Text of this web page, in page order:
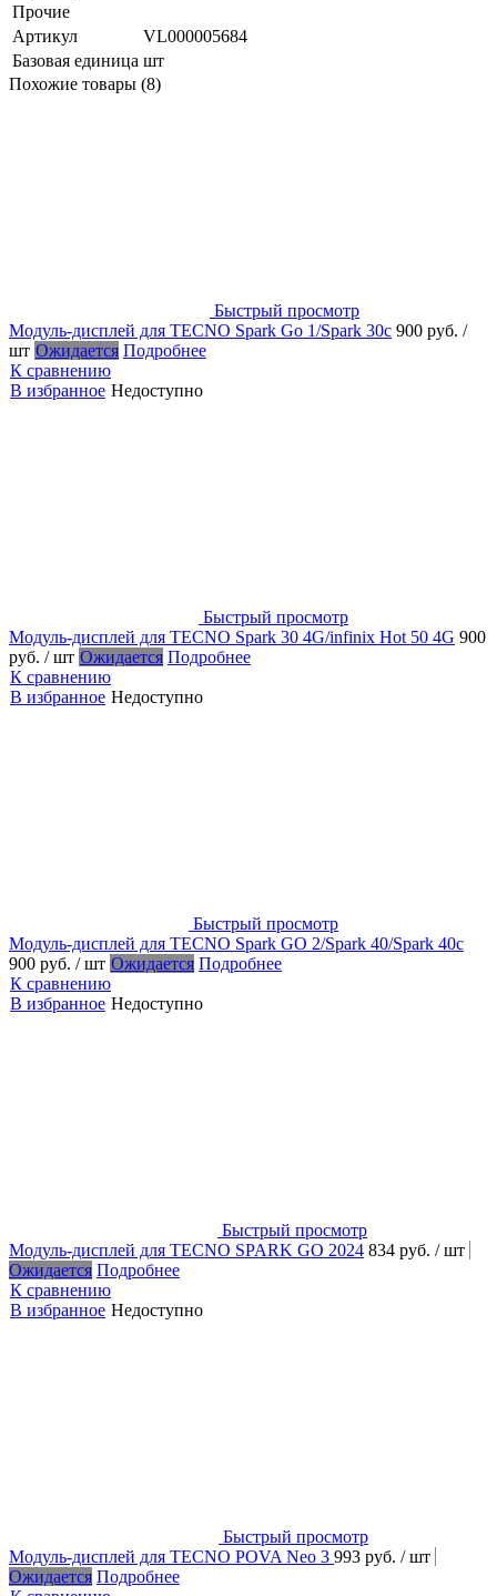
Прочие
Артикул
VL000005684
Базовая единица шт
Похожие товары (8)
Быстрый просмотр
Модуль-дисплей для TECNO Spark Go 1/Spark 30c 900 руб. /
шт Ожидается Подробнее
К сравнению
В избранное Недоступно
Быстрый просмотр
Модуль-дисплей для TECNO Spark 30 4G/infinix Hot 50 4G 900
руб. / шт Ожидается Подробнее
К сравнению
В избранное Недоступно
Быстрый просмотр
Модуль-дисплей для TECNO Spark GO 2/Spark 40/Spark 40c
900 руб. / шт Ожидается Подробнее
К сравнению
В избранное Недоступно
Быстрый просмотр
Модуль-дисплей для TECNO SPARK GO 2024 834 руб. / шт
Ожидается Подробнее
К сравнению
В избранное Недоступно
Быстрый просмотр
Модуль-дисплей для TECNO POVA Neo 3 993 руб. / шт
Ожидается Подробнее